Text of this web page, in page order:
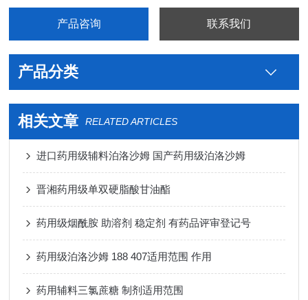
产品咨询 联系我们
产品分类
相关文章 RELATED ARTICLES
进口药用级辅料泊洛沙姆 国产药用级泊洛沙姆
晋湘药用级单双硬脂酸甘油酯
药用级烟酰胺 助溶剂 稳定剂 有药品评审登记号
药用级泊洛沙姆 188 407适用范围 作用
药用辅料三氯蔗糖 制剂适用范围